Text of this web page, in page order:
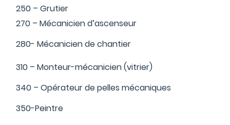
250 – Grutier
270 – Mécanicien d’ascenseur
280- Mécanicien de chantier
310 – Monteur-mécanicien (vitrier)
340 – Opérateur de pelles mécaniques
350-Peintre